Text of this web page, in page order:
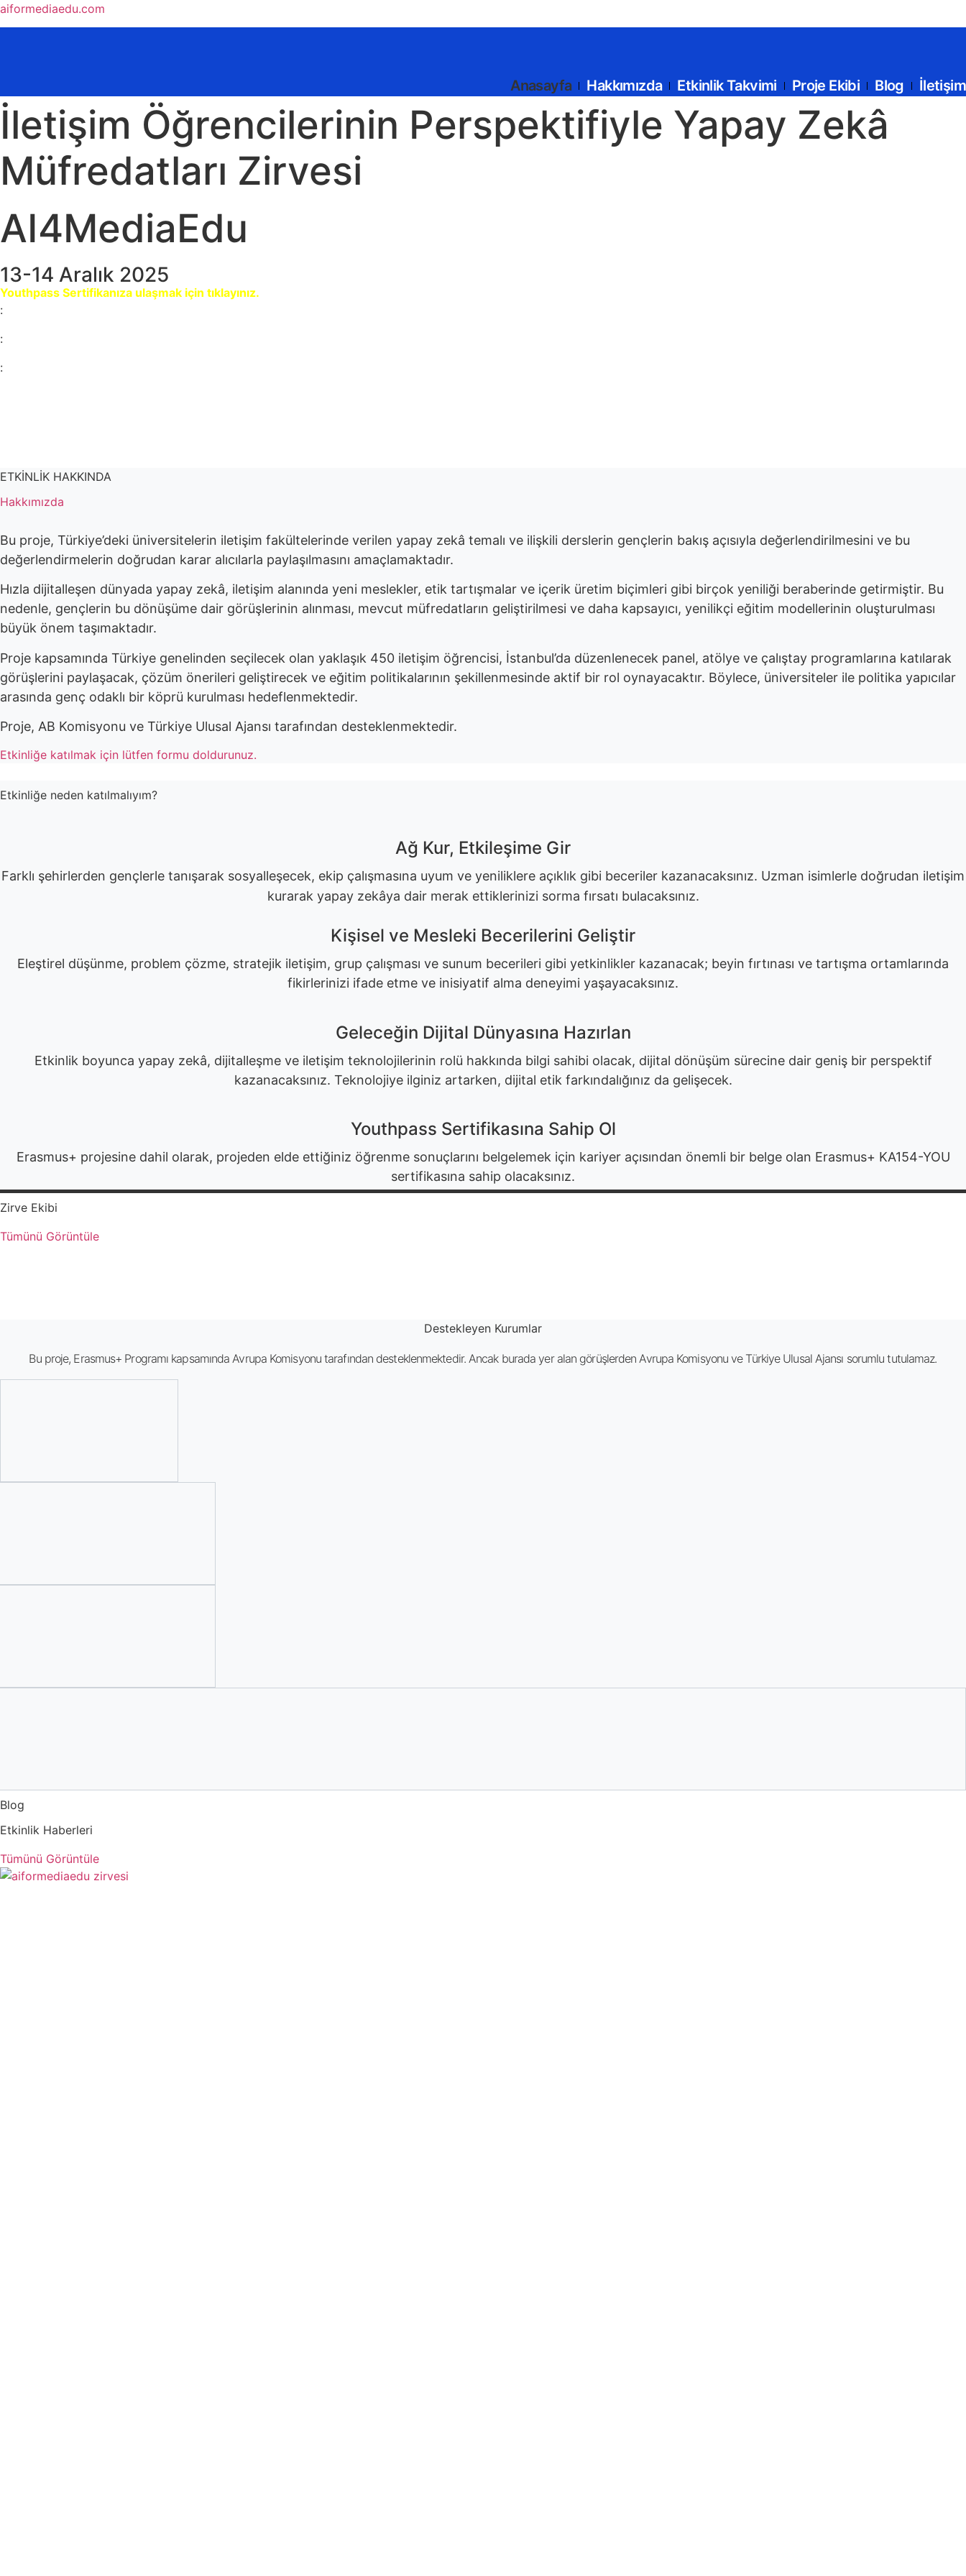
aiformediaedu.com
Anasayfa Hakkımızda Etkinlik Takvimi Proje Ekibi Blog İletişim
İletişim Öğrencilerinin Perspektifiyle Yapay Zekâ
Müfredatları Zirvesi
AI4MediaEdu
13-14 Aralık 2025
Youthpass Sertifikanıza ulaşmak için tıklayınız.
:
:
:
ETKİNLİK HAKKINDA
Hakkımızda
Bu proje, Türkiye’deki üniversitelerin iletişim fakültelerinde verilen yapay zekâ temalı ve ilişkili derslerin gençlerin bakış açısıyla değerlendirilmesini ve bu
değerlendirmelerin doğrudan karar alıcılarla paylaşılmasını amaçlamaktadır.
Hızla dijitalleşen dünyada yapay zekâ, iletişim alanında yeni meslekler, etik tartışmalar ve içerik üretim biçimleri gibi birçok yeniliği beraberinde getirmiştir. Bu
nedenle, gençlerin bu dönüşüme dair görüşlerinin alınması, mevcut müfredatların geliştirilmesi ve daha kapsayıcı, yenilikçi eğitim modellerinin oluşturulması
büyük önem taşımaktadır.
Proje kapsamında Türkiye genelinden seçilecek olan yaklaşık 450 iletişim öğrencisi, İstanbul’da düzenlenecek panel, atölye ve çalıştay programlarına katılarak
görüşlerini paylaşacak, çözüm önerileri geliştirecek ve eğitim politikalarının şekillenmesinde aktif bir rol oynayacaktır. Böylece, üniversiteler ile politika yapıcılar
arasında genç odaklı bir köprü kurulması hedeflenmektedir.
Proje, AB Komisyonu ve Türkiye Ulusal Ajansı tarafından desteklenmektedir.
Etkinliğe katılmak için lütfen formu doldurunuz.
Etkinliğe neden katılmalıyım?
Ağ Kur, Etkileşime Gir
Farklı şehirlerden gençlerle tanışarak sosyalleşecek, ekip çalışmasına uyum ve yeniliklere açıklık gibi beceriler kazanacaksınız. Uzman isimlerle doğrudan iletişim
kurarak yapay zekâya dair merak ettiklerinizi sorma fırsatı bulacaksınız.
Kişisel ve Mesleki Becerilerini Geliştir
Eleştirel düşünme, problem çözme, stratejik iletişim, grup çalışması ve sunum becerileri gibi yetkinlikler kazanacak; beyin fırtınası ve tartışma ortamlarında
fikirlerinizi ifade etme ve inisiyatif alma deneyimi yaşayacaksınız.
Geleceğin Dijital Dünyasına Hazırlan
Etkinlik boyunca yapay zekâ, dijitalleşme ve iletişim teknolojilerinin rolü hakkında bilgi sahibi olacak, dijital dönüşüm sürecine dair geniş bir perspektif
kazanacaksınız. Teknolojiye ilginiz artarken, dijital etik farkındalığınız da gelişecek.
Youthpass Sertifikasına Sahip Ol
Erasmus+ projesine dahil olarak, projeden elde ettiğiniz öğrenme sonuçlarını belgelemek için kariyer açısından önemli bir belge olan Erasmus+ KA154-YOU
sertifikasına sahip olacaksınız.
Zirve Ekibi
Tümünü Görüntüle
Destekleyen Kurumlar
Bu proje, Erasmus+ Programı kapsamında Avrupa Komisyonu tarafından desteklenmektedir. Ancak burada yer alan görüşlerden Avrupa Komisyonu ve Türkiye Ulusal Ajansı sorumlu tutulamaz.
Blog
Etkinlik Haberleri
Tümünü Görüntüle